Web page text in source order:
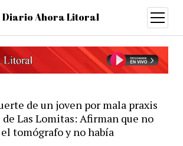
Diario Ahora Litoral
open
menu
de un joven por mala praxis
Las Lomitas: Afirman que no
tomógrafo y no había